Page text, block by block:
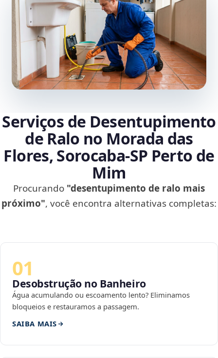
Serviços de Desentupimento
de Ralo no Morada das
Flores, Sorocaba‑SP Perto de
Mim
Procurando "desentupimento de ralo mais
próximo", você encontra alternativas completas:
01
Desobstrução no Banheiro
Água acumulando ou escoamento lento? Eliminamos
bloqueios e restauramos a passagem.
SAIBA MAIS